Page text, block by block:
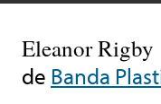
Eleanor Rigby
de Banda